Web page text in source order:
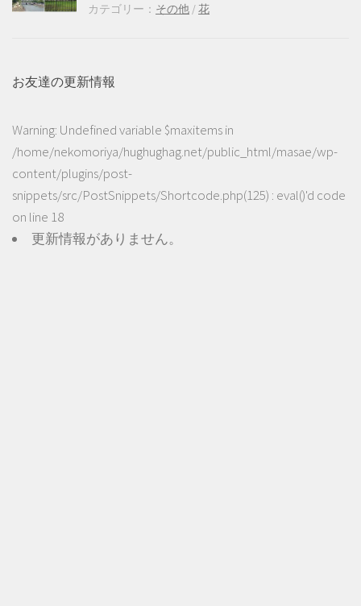
カテゴリー： その他 /花
お友達の更新情報
Warning: Undefined variable $maxitems in
/home/nekomoriya/hughughag.net/public_html/masae/wp-
content/plugins/post-
snippets/src/PostSnippets/Shortcode.php(125) : eval()'d code
on line 18
更新情報がありません。